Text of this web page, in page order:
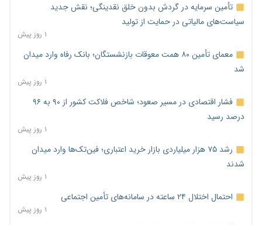
تأمین سرمایه در گردش بدون خلق نقدینگی؛ نقش جدید
سیاست‌های مالیاتی در حمایت از تولید
۱ روز پیش
معمای تأمین ۸۰ همت معوقات بازنشستگان؛ بانک رفاه وارد میدان
شد
۱ روز پیش
فشار اقتصادی در مسیر صعود؛ شاخص فلاکت کشور از ۹۰ به ۹۶
درصد رسید
۱ روز پیش
رشد ۷۵ هزار میلیاردی بازار خرید اعتباری؛ فین‌تک‌ها وارد میدان
شدند
۱ روز پیش
احتمال اختلال ۲۴ ساعته در سامانه‌های تأمین اجتماعی
۱ روز پیش